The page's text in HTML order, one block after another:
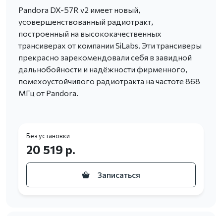
Pandora DX-57R v2 имеет новый,
усовершенствованный радиотракт,
построенный на высококачественных
трансиверах от компании SiLabs. Эти трансиверы
прекрасно зарекомендовали себя в завидной
дальнобойности и надёжности фирменного,
помехоустойчивого радиотракта на частоте 868
МГц от Pandora.
Без установки
20 519 р.
Записаться